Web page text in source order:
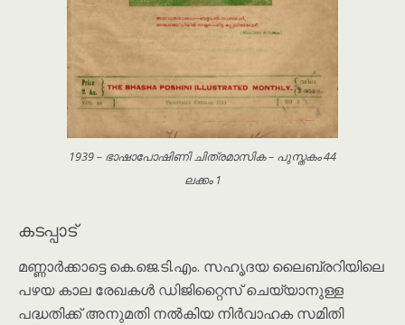
1939 – ഭാഷാപോഷിണി ചിത്രമാസിക – പുസ്തകം 44
ലക്കം 1
കടപ്പാട്
മണ്ണാർക്കാട്ടെ കെ.ജെ.ടി.എം. സഹൃദയ ലൈബ്രറിയിലെ
പഴയ കാല രേഖകൾ ഡിജിറ്റൈസ് ചെയ്യാനുള്ള
പദ്ധതിക്ക് അനുമതി നൽകിയ നിര്‍വാഹക സമിതി